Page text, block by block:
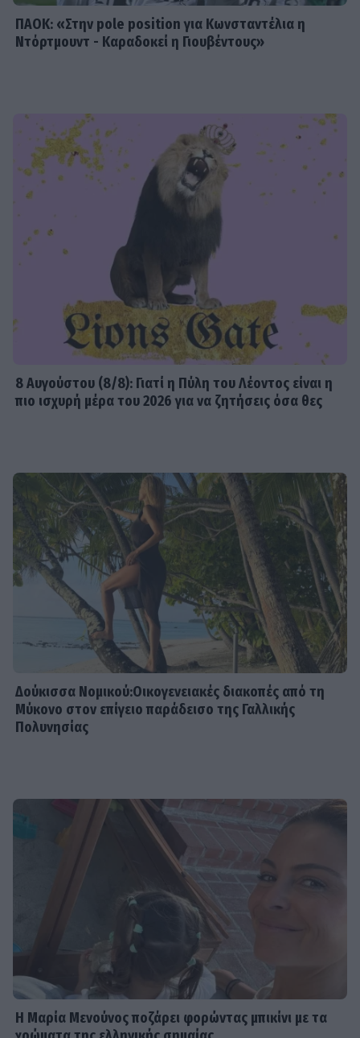
ΠΑΟΚ: «Στην pole position για Κωνσταντέλια η
Ντόρτμουντ - Καραδοκεί η Γιουβέντους»
8 Aυγούστου (8/8): Γιατί η Πύλη του Λέοντος είναι η
πιο ισχυρή μέρα του 2026 για να ζητήσεις όσα θες
Δούκισσα Νομικού:Οικογενειακές διακοπές από τη
Μύκονο στον επίγειο παράδεισο της Γαλλικής
Πολυνησίας
Η Μαρία Μενούνος ποζάρει φορώντας μπικίνι με τα